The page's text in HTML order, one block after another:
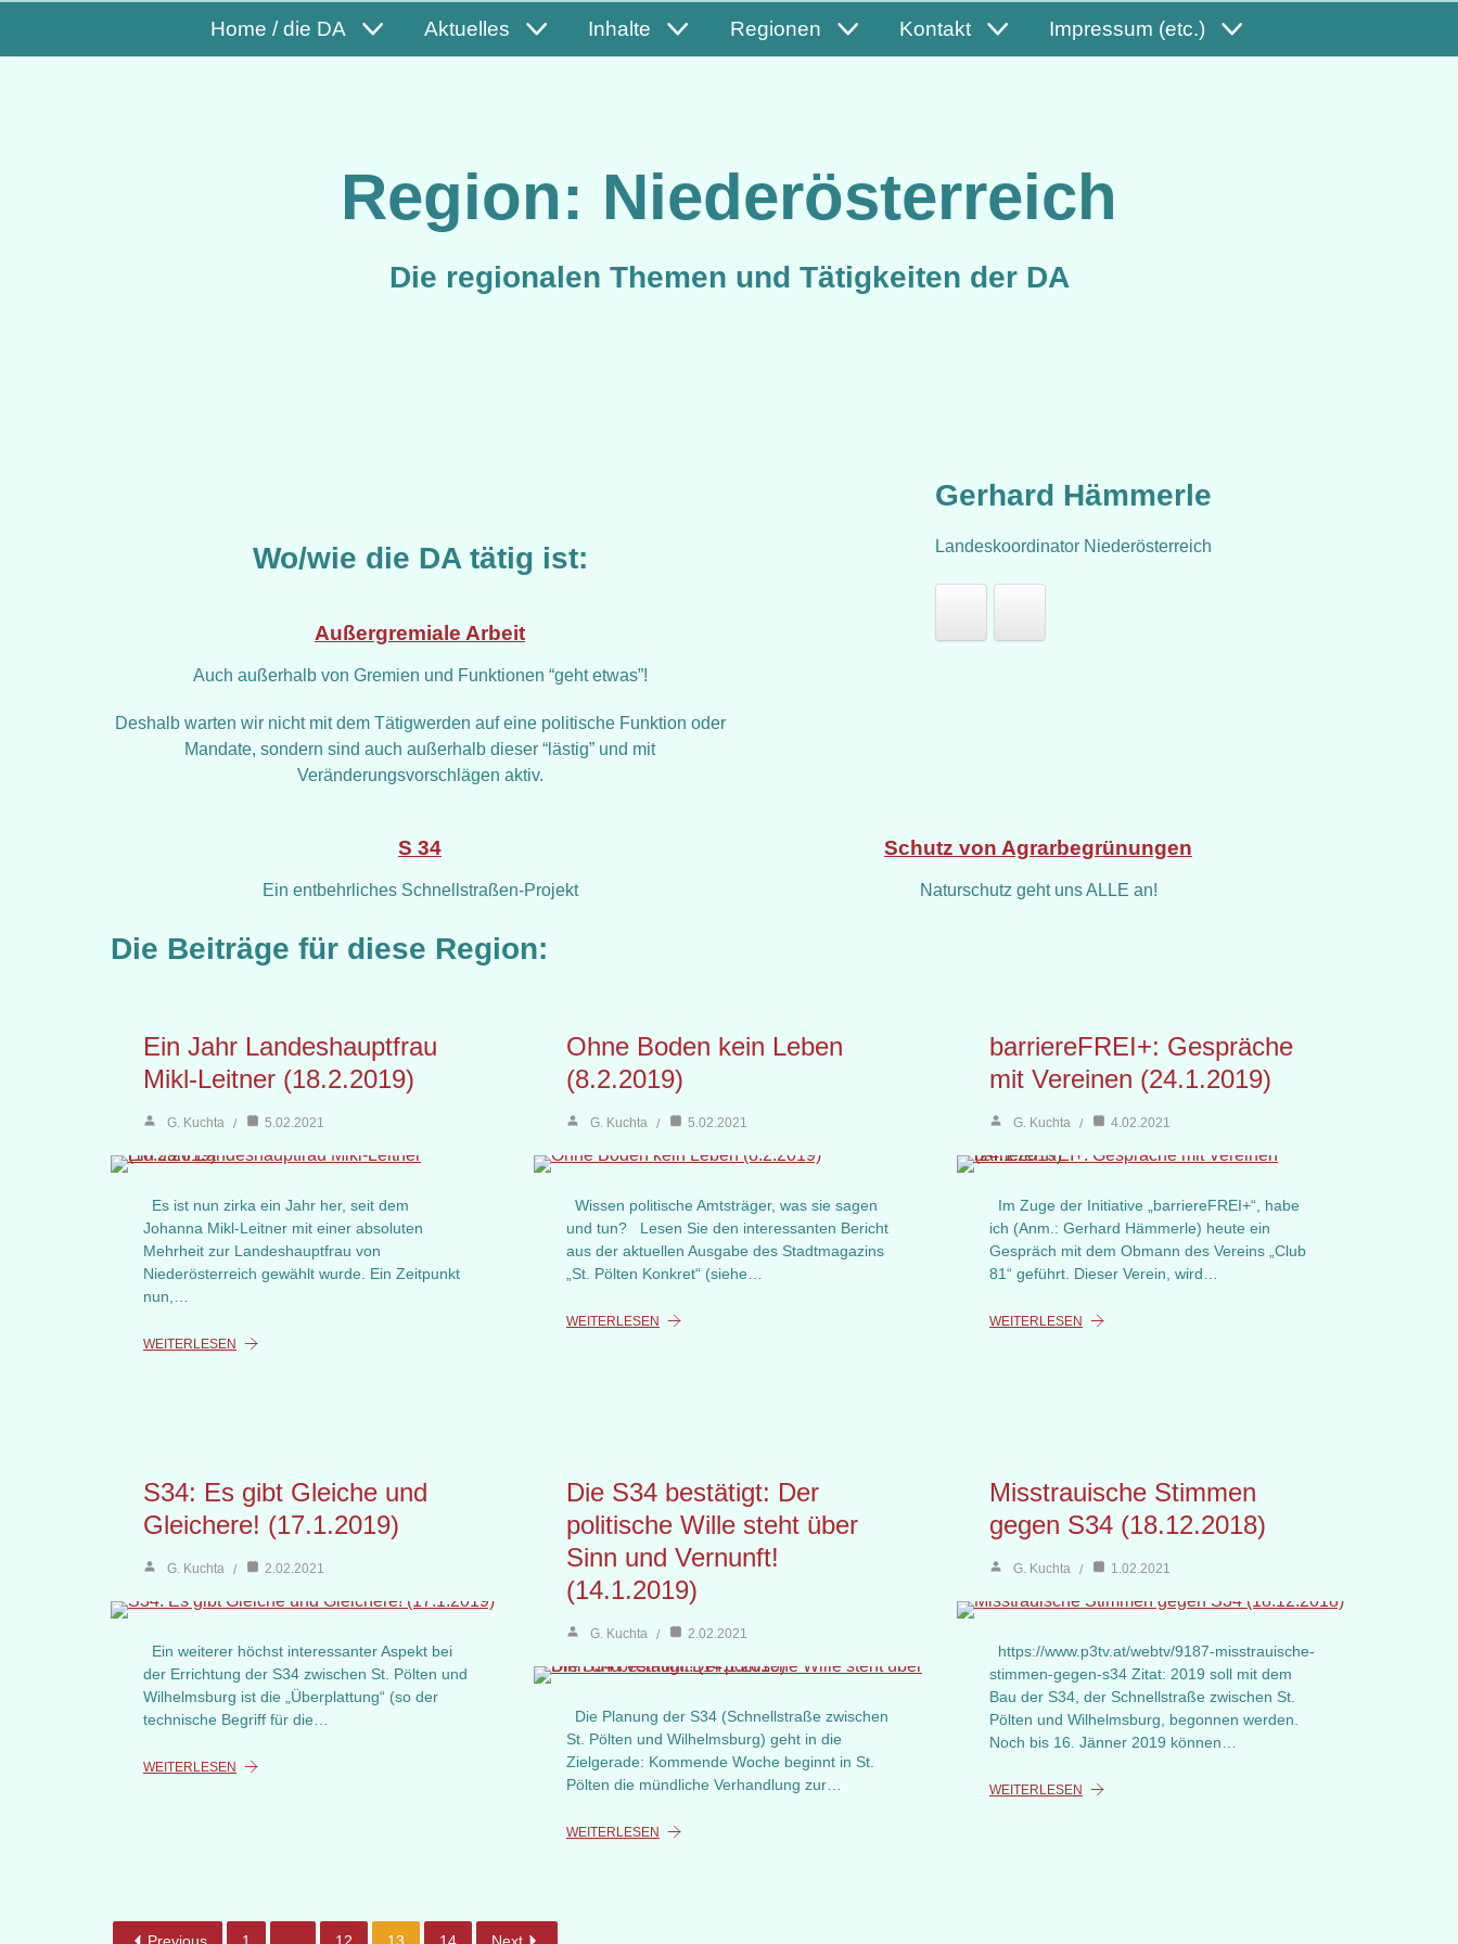
Home / die DA Aktuelles Inhalte Regionen Kontakt Impressum (etc.)
Region: Niederösterreich
Die regionalen Themen und Tätigkeiten der DA
Wo/wie die DA tätig ist:
Außergremiale Arbeit
Auch außerhalb von Gremien und Funktionen “geht etwas”!
Deshalb warten wir nicht mit dem Tätigwerden auf eine politische Funktion oder
Mandate, sondern sind auch außerhalb dieser “lästig” und mit
Veränderungsvorschlägen aktiv.
Gerhard Hämmerle
Landeskoordinator Niederösterreich
S 34
Ein entbehrliches Schnellstraßen-Projekt
Schutz von Agrarbegrünungen
Naturschutz geht uns ALLE an!
Die Beiträge für diese Region:
Ein Jahr Landeshauptfrau
Mikl-Leitner (18.2.2019)
G. Kuchta 5.02.2021
Es ist nun zirka ein Jahr her, seit dem
Johanna Mikl-Leitner mit einer absoluten
Mehrheit zur Landeshauptfrau von
Niederösterreich gewählt wurde. Ein Zeitpunkt
nun,…
WEITERLESEN
Ohne Boden kein Leben
(8.2.2019)
G. Kuchta 5.02.2021
Wissen politische Amtsträger, was sie sagen
und tun? Lesen Sie den interessanten Bericht
aus der aktuellen Ausgabe des Stadtmagazins
„St. Pölten Konkret“ (siehe…
WEITERLESEN
barriereFREI+: Gespräche
mit Vereinen (24.1.2019)
G. Kuchta 4.02.2021
Im Zuge der Initiative „barriereFREI+“, habe
ich (Anm.: Gerhard Hämmerle) heute ein
Gespräch mit dem Obmann des Vereins „Club
81“ geführt. Dieser Verein, wird…
WEITERLESEN
S34: Es gibt Gleiche und
Gleichere! (17.1.2019)
G. Kuchta 2.02.2021
Ein weiterer höchst interessanter Aspekt bei
der Errichtung der S34 zwischen St. Pölten und
Wilhelmsburg ist die „Überplattung“ (so der
technische Begriff für die…
WEITERLESEN
Die S34 bestätigt: Der
politische Wille steht über
Sinn und Vernunft!
(14.1.2019)
G. Kuchta 2.02.2021
Die Planung der S34 (Schnellstraße zwischen
St. Pölten und Wilhelmsburg) geht in die
Zielgerade: Kommende Woche beginnt in St.
Pölten die mündliche Verhandlung zur…
WEITERLESEN
Misstrauische Stimmen
gegen S34 (18.12.2018)
G. Kuchta 1.02.2021
https://www.p3tv.at/webtv/9187-misstrauische-
stimmen-gegen-s34 Zitat: 2019 soll mit dem
Bau der S34, der Schnellstraße zwischen St.
Pölten und Wilhelmsburg, begonnen werden.
Noch bis 16. Jänner 2019 können…
WEITERLESEN
Previous 1 12 13 14 Next